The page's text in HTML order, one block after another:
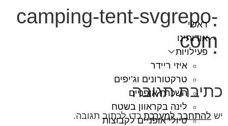
לֵב:
בְּאֲתָר
זֶה
נָגִישׁ
הַמְּסַיַּעַת
ראשי
אודותינו
פעילויות
איזי ריידר
טרקטורונים וג’יפים
השכרת אופניים
לינה בקראוון בשטח
טיולי אופניים לקבוצות
camping-tent-svgrepo-
com
כתיבת תגובה
ישלהתחבר למערכתכדי לכתוב תגובה.